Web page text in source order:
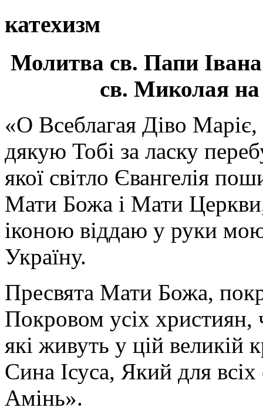
катехизм
Молитва св. Папи
св. Миколая на
«О Всеблагая Діво
дякую Тобі за ласку
якої світло Євангелія
Мати Божа і Мати
іконою віддаю у руки
Україну.
Пресвята Мати Божа,
Покровом усіх християн,
які живуть у цій великій
Сина Ісуса, Який для
Амінь».